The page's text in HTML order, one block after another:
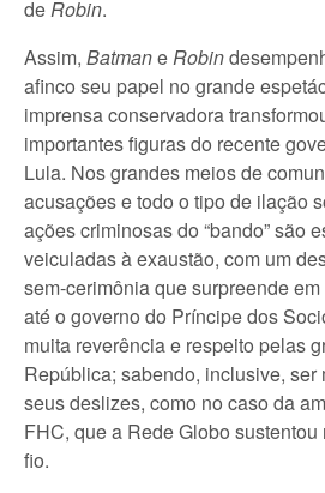
deRobin.
Assim, BatmaneRobin
afinco seu papel no grande
imprensa conservadora
importantes figuras do recente
Lula. Nos grandes meios de
acusações e todo o tipo de ilação
ações criminosas do “bando” são
veiculadas à exaustão, com um
sem-cerimônia que surpreende
até o governo do Príncipe dos
muita reverência e respeito pelas
República; sabendo, inclusive, ser
seus deslizes, como no caso da
FHC, que a Rede Globo
fio.